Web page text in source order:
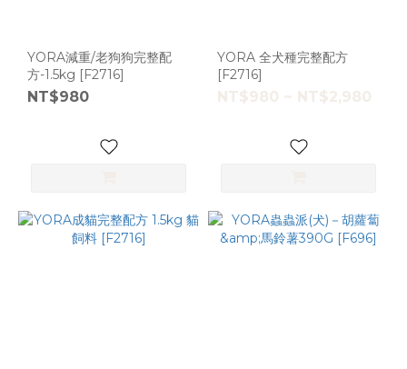
YORA減重/老狗狗完整配
方-1.5kg [F2716]
NT$980
YORA 全犬種完整配方
[F2716]
NT$980 ~ NT$2,980